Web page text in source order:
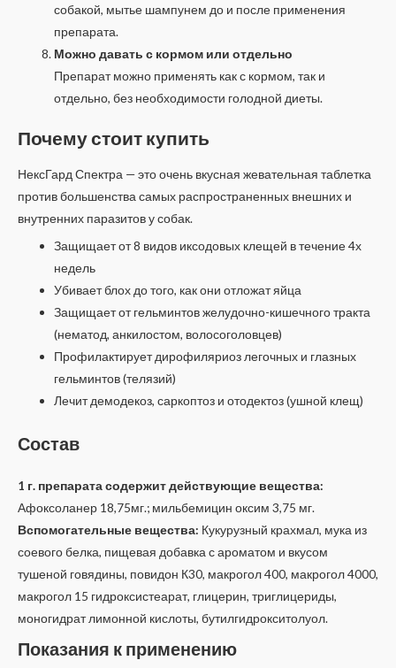
собакой, мытье шампунем до и после применения
препарата.
Можно давать с кормом или отдельно
Препарат можно применять как с кормом, так и
отдельно, без необходимости голодной диеты.
Почему стоит купить
НексГард Спектра — это очень вкусная жевательная таблетка
против большенства самых распространенных внешних и
внутренних паразитов у собак.
Защищает от 8 видов иксодовых клещей в течение 4х
недель
Убивает блох до того, как они отложат яйца
Защищает от гельминтов желудочно-кишечного тракта
(нематод, анкилостом, волосоголовцев)
Профилактирует дирофиляриоз легочных и глазных
гельминтов (телязий)
Лечит демодекоз, саркоптоз и отодектоз (ушной клещ)
Состав
1 г. препарата содержит действующие вещества:
Афоксоланер 18,75мг.; мильбемицин оксим 3,75 мг.
Вспомогательные вещества: Кукурузный крахмал, мука из
соевого белка, пищевая добавка с ароматом и вкусом
тушеной говядины, повидон К30, макрогол 400, макрогол 4000,
макрогол 15 гидроксистеарат, глицерин, триглицериды,
моногидрат лимонной кислоты, бутилгидрокситолуол.
Показания к применению